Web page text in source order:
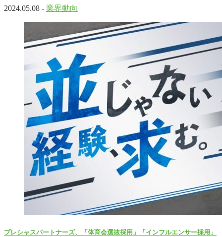
2024.05.08 - 業界動向
プレシャスパートナーズ、「体育会選抜採用」「インフルエンサー採用」